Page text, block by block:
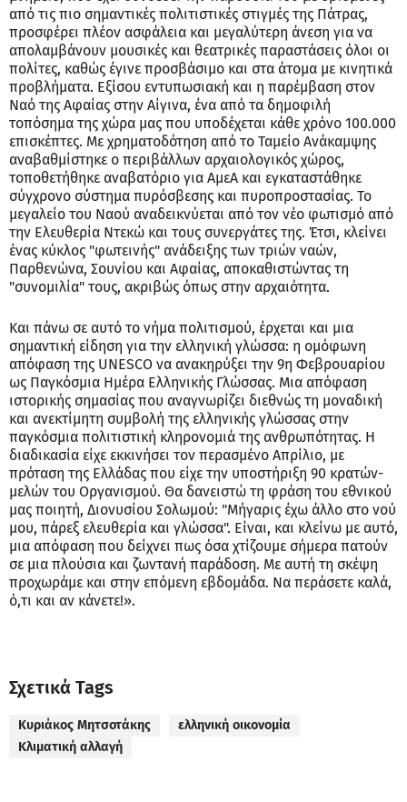
από τις πιο σημαντικές πολιτιστικές στιγμές της Πάτρας,
προσφέρει πλέον ασφάλεια και μεγαλύτερη άνεση για να
απολαμβάνουν μουσικές και θεατρικές παραστάσεις όλοι οι
πολίτες, καθώς έγινε προσβάσιμο και στα άτομα με κινητικά
προβλήματα. Εξίσου εντυπωσιακή και η παρέμβαση στον
Ναό της Αφαίας στην Αίγινα, ένα από τα δημοφιλή
τοπόσημα της χώρα μας που υποδέχεται κάθε χρόνο 100.000
επισκέπτες. Με χρηματοδότηση από το Ταμείο Ανάκαμψης
αναβαθμίστηκε ο περιβάλλων αρχαιολογικός χώρος,
τοποθετήθηκε αναβατόριο για ΑμεΑ και εγκαταστάθηκε
σύγχρονο σύστημα πυρόσβεσης και πυροπροστασίας. Το
μεγαλείο του Ναού αναδεικνύεται από τον νέο φωτισμό από
την Ελευθερία Ντεκώ και τους συνεργάτες της. Έτσι, κλείνει
ένας κύκλος "φωτεινής" ανάδειξης των τριών ναών,
Παρθενώνα, Σουνίου και Αφαίας, αποκαθιστώντας τη
"συνομιλία" τους, ακριβώς όπως στην αρχαιότητα.
Και πάνω σε αυτό το νήμα πολιτισμού, έρχεται και μια
σημαντική είδηση για την ελληνική γλώσσα: η ομόφωνη
απόφαση της UNESCO να ανακηρύξει την 9η Φεβρουαρίου
ως Παγκόσμια Ημέρα Ελληνικής Γλώσσας. Μια απόφαση
ιστορικής σημασίας που αναγνωρίζει διεθνώς τη μοναδική
και ανεκτίμητη συμβολή της ελληνικής γλώσσας στην
παγκόσμια πολιτιστική κληρονομιά της ανθρωπότητας. Η
διαδικασία είχε εκκινήσει τον περασμένο Απρίλιο, με
πρόταση της Ελλάδας που είχε την υποστήριξη 90 κρατών-
μελών του Οργανισμού. Θα δανειστώ τη φράση του εθνικού
μας ποιητή, Διονυσίου Σολωμού: "Μήγαρις έχω άλλο στο νού
μου, πάρεξ ελευθερία και γλώσσα". Είναι, και κλείνω με αυτό,
μια απόφαση που δείχνει πως όσα χτίζουμε σήμερα πατούν
σε μια πλούσια και ζωντανή παράδοση. Με αυτή τη σκέψη
προχωράμε και στην επόμενη εβδομάδα. Να περάσετε καλά,
ό,τι και αν κάνετε!».
Σχετικά Tags
Κυριάκος Μητσοτάκης
ελληνική οικονομία
Κλιματική αλλαγή